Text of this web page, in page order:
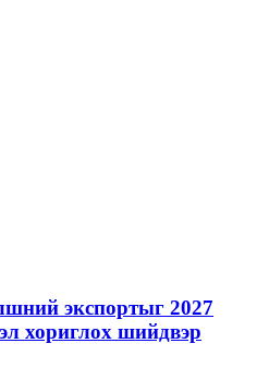
экспортыг 2027
хориглох шийдвэр